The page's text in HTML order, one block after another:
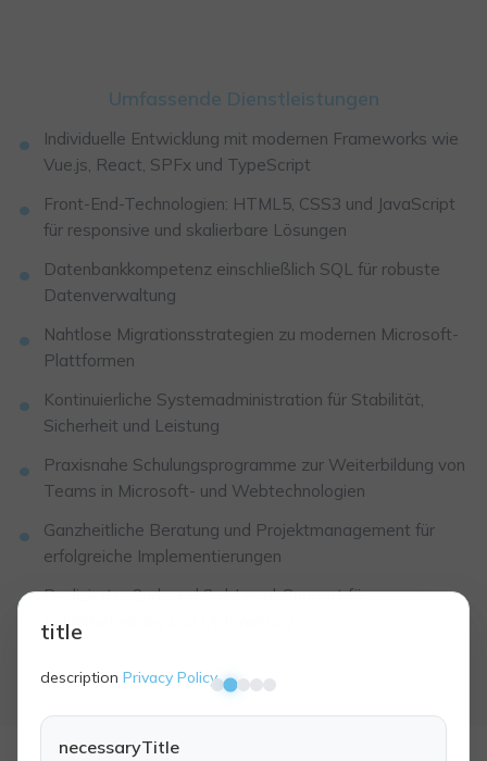
Umfassende Dienstleistungen
Individuelle Entwicklung mit modernen Frameworks wie
Vue.js, React, SPFx und TypeScript
Front-End-Technologien: HTML5, CSS3 und JavaScript
für responsive und skalierbare Lösungen
Datenbankkompetenz einschließlich SQL für robuste
Datenverwaltung
Nahtlose Migrationsstrategien zu modernen Microsoft-
Plattformen
Kontinuierliche Systemadministration für Stabilität,
Sicherheit und Leistung
Praxisnahe Schulungsprogramme zur Weiterbildung von
Teams in Microsoft- und Webtechnologien
Ganzheitliche Beratung und Projektmanagement für
erfolgreiche Implementierungen
Dedizierter 2nd- und 3rd-Level-Support für
Fehlerbehebung und Optimierung
title
description Privacy Policy.
necessaryTitle